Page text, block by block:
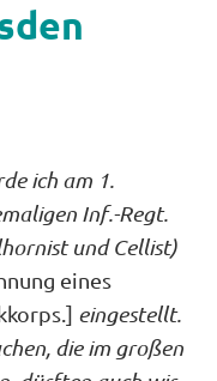
ich am 1.
Inf.-Regt.
und Cellist)
eines
eingestellt.
die im großen